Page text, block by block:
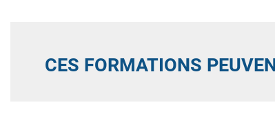
CES FORMATIONS